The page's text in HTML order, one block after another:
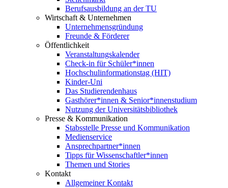
Berufsausbildung an der TU
Wirtschaft & Unternehmen
Unternehmensgründung
Freunde & Förderer
Öffentlichkeit
Veranstaltungskalender
Check-in für Schüler*innen
Hochschulinformationstag (HIT)
Kinder-Uni
Das Studierendenhaus
Gasthörer*innen & Senior*innenstudium
Nutzung der Universitätsbibliothek
Presse & Kommunikation
Stabsstelle Presse und Kommunikation
Medienservice
Ansprechpartner*innen
Tipps für Wissenschaftler*innen
Themen und Stories
Kontakt
Allgemeiner Kontakt